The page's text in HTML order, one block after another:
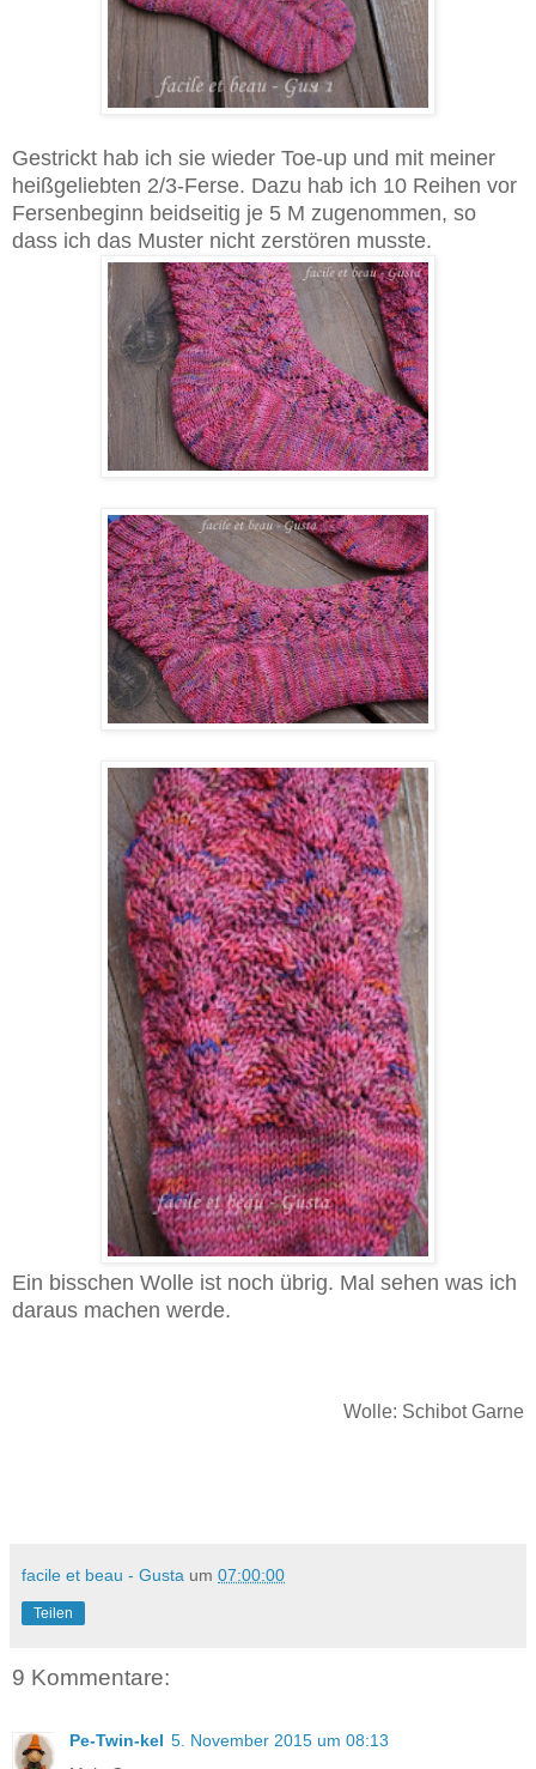
Gestrickt hab ich sie wieder Toe-up und mit meiner
heißgeliebten 2/3-Ferse. Dazu hab ich 10 Reihen vor
Fersenbeginn beidseitig je 5 M zugenommen, so
dass ich das Muster nicht zerstören musste.
Ein bisschen Wolle ist noch übrig. Mal sehen was ich
daraus machen werde.
Wolle: Schibot Garne
facile et beau - Gusta um 07:00:00
Teilen
9 Kommentare:
Pe-Twin-kel 5. November 2015 um 08:13